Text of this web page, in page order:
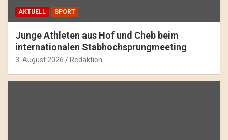
AKTUELL SPORT
Junge Athleten aus Hof und Cheb beim
internationalen Stabhochsprungmeeting
3. August 2026 Redaktion